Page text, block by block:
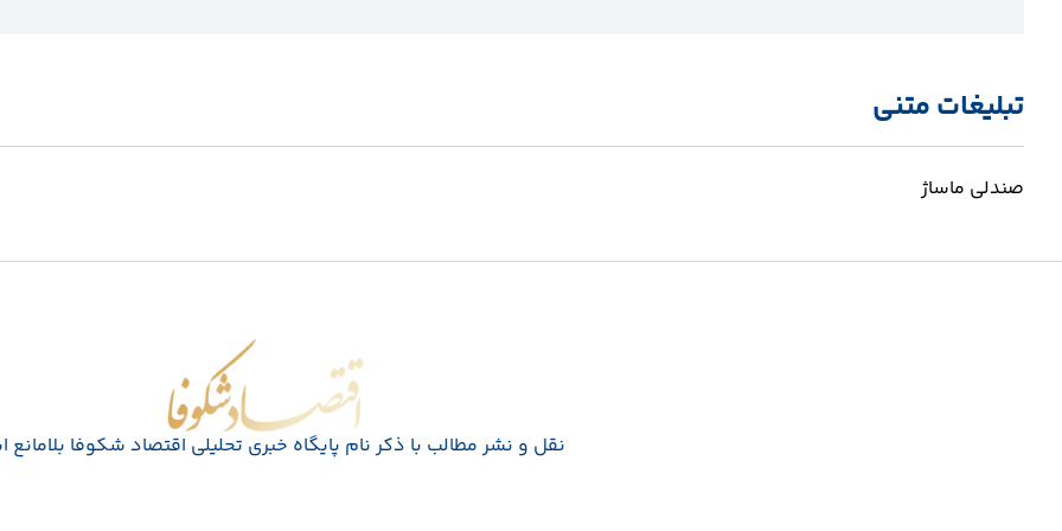
تبلیغات متنی
صندلی ماساژ
اقتصاد شکوفا
نقل و نشر مطالب با ذکر نام پايگاه خبری تحليلی اقتصاد شکوفا